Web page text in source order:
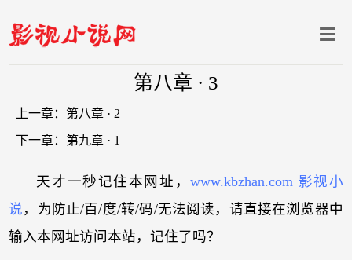
第八章 · 3
上一章： 第八章 · 2
下一章： 第九章 · 1
天才一秒记住本网址，www.kbzhan.com 影视小
说 ，为防止/百/度/转/码/无法阅读，请直接在浏览器中
输入本网址访问本站，记住了吗？